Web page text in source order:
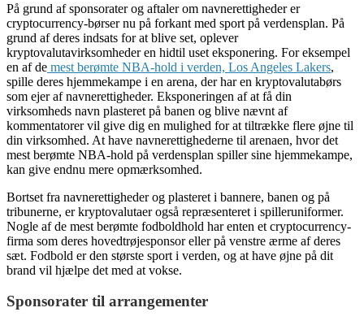
På grund af sponsorater og aftaler om navnerettigheder er
cryptocurrency-børser nu på forkant med sport på verdensplan. På
grund af deres indsats for at blive set, oplever
kryptovalutavirksomheder en hidtil uset eksponering. For eksempel
en af ​​de mest berømte NBA-hold i verden, Los Angeles Lakers,
spille deres hjemmekampe i en arena, der har en kryptovalutabørs
som ejer af navnerettigheder. Eksponeringen af ​​at få din
virksomheds navn plasteret på banen og blive nævnt af
kommentatorer vil give dig en mulighed for at tiltrække flere øjne til
din virksomhed. At have navnerettighederne til arenaen, hvor det
mest berømte NBA-hold på verdensplan spiller sine hjemmekampe,
kan give endnu mere opmærksomhed.
Bortset fra navnerettigheder og plasteret i bannere, banen og på
tribunerne, er kryptovalutaer også repræsenteret i spilleruniformer.
Nogle af de mest berømte fodboldhold har enten et cryptocurrency-
firma som deres hovedtrøjesponsor eller på venstre ærme af deres
sæt. Fodbold er den største sport i verden, og at have øjne på dit
brand vil hjælpe det med at vokse.
Sponsorater til arrangementer